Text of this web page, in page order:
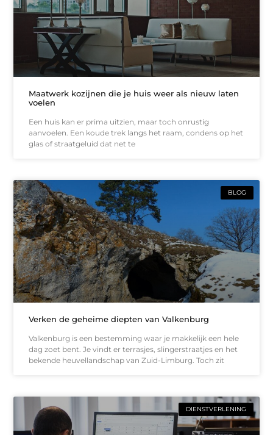
Maatwerk kozijnen die je huis weer als nieuw laten
voelen
Een huis kan er prima uitzien, maar toch onrustig
aanvoelen. Een koude trek langs het raam, condens op het
glas of straatgeluid dat net te
BLOG
Verken de geheime diepten van Valkenburg
Valkenburg is een bestemming waar je makkelijk een hele
dag zoet bent. Je vindt er terrasjes, slingerstraatjes en het
bekende heuvellandschap van Zuid-Limburg. Toch zit
DIENSTVERLENING